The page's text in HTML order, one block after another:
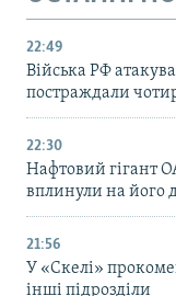
22:49
Війська РФ
постраждали
22:30
Нафтовий гігант
вплинули на його
21:56
У «Скелі»
інші підрозділи